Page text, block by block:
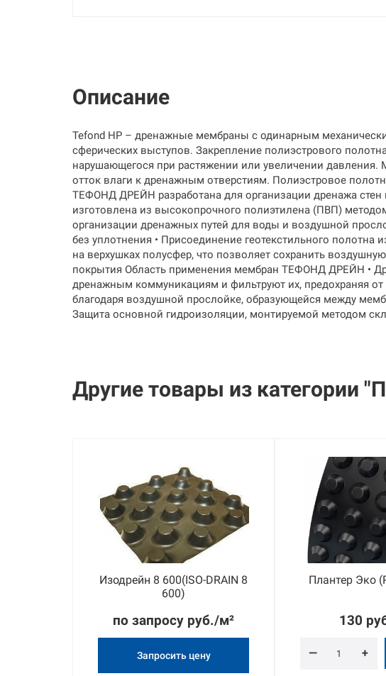
Описание
Tefond НР – дренажные мембраны с одинарным
сферических выступов. Закрепление полиэстрового
нарушающегося при растяжении или увеличении
отток влаги к дренажным отверстиям. Полиэстровое
ТЕФОНД ДРЕЙН разработана для организации дренажа
изготовлена из высокопрочного полиэтилена (ПВП)
организации дренажных путей для воды и воздушной
без уплотнения • Присоединение геотекстильного
на верхушках полусфер, что позволяет сохранить
покрытия Область применения мембран ТЕФОНД ДРЕЙН •
дренажным коммуникациям и фильтруют их, предохраняя
благодаря воздушной прослойке, образующейся между
Защита основной гидроизоляции, монтируемой методом
Другие товары из категории
Изодрейн 8 600(ISO-DRAIN 8
600)
по запросу руб./м²
Запросить цену
Плантер Эко
130
— +